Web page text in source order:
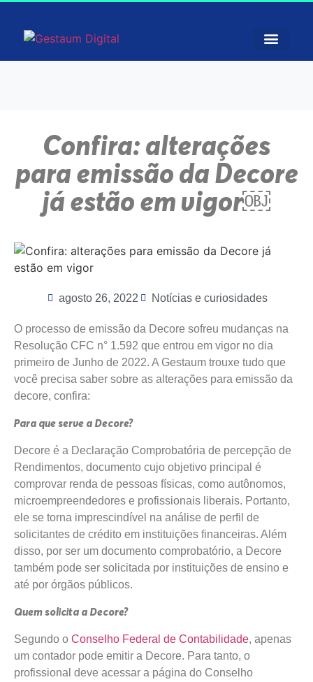
Confira: alterações
para emissão da Decore
já estão em vigor￼
agosto 26, 2022 Notícias e curiosidades
O processo de emissão da Decore sofreu mudanças na
Resolução CFC n° 1.592 que entrou em vigor no dia
primeiro de Junho de 2022. A Gestaum trouxe tudo que
você precisa saber sobre as alterações para emissão da
decore, confira:
Para que serve a Decore?
Decore é a Declaração Comprobatória de percepção de
Rendimentos, documento cujo objetivo principal é
comprovar renda de pessoas físicas, como autônomos,
microempreendedores e profissionais liberais. Portanto,
ele se torna imprescindível na análise de perfil de
solicitantes de crédito em instituições financeiras. Além
disso, por ser um documento comprobatório, a Decore
também pode ser solicitada por instituições de ensino e
até por órgãos públicos.
Quem solicita a Decore?
Segundo o Conselho Federal de Contabilidade, apenas
um contador pode emitir a Decore. Para tanto, o
profissional deve acessar a página do Conselho